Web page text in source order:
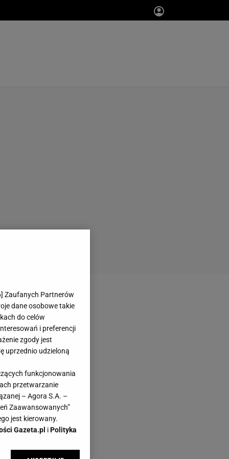
] Zaufanych Partnerów
dane osobowe takie
do celów
i preferencji
zgody jest
uprzednio udzieloną
funkcjonowania
przetwarzanie
– Agora S.A. –
Zaawansowanych”
jest kierowany.
Gazeta.pl iPolityka